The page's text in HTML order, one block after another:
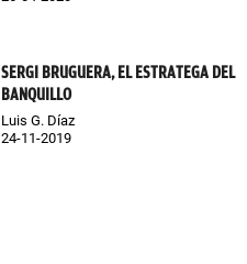
SERGI BRUGUERA, EL ESTRATEGA DEL
BANQUILLO
Luis G. Díaz
24-11-2019